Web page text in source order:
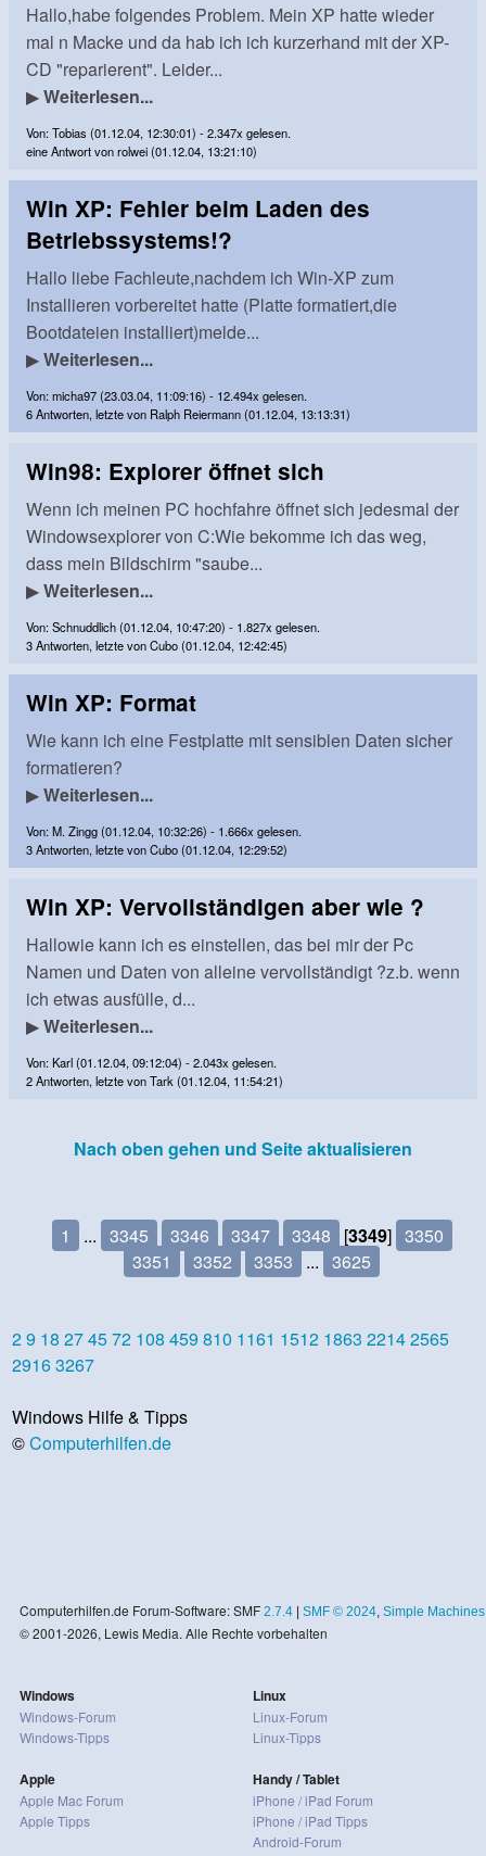
Hallo,habe folgendes Problem. Mein XP hatte wieder
mal n Macke und da hab ich ich kurzerhand mit der XP-
CD "reparierent". Leider...
▶Weiterlesen...
Von: Tobias (01.12.04, 12:30:01) - 2.347x gelesen.
eine Antwort von rolwei (01.12.04, 13:21:10)
Win XP: Fehler beim Laden des
Betriebssystems!?
Hallo liebe Fachleute,nachdem ich Win-XP zum
Installieren vorbereitet hatte (Platte formatiert,die
Bootdateien installiert)melde...
▶Weiterlesen...
Von: micha97 (23.03.04, 11:09:16) - 12.494x gelesen.
6 Antworten, letzte von Ralph Reiermann (01.12.04, 13:13:31)
Win98: Explorer öffnet sich
Wenn ich meinen PC hochfahre öffnet sich jedesmal der
Windowsexplorer von C:Wie bekomme ich das weg,
dass mein Bildschirm "saube...
▶Weiterlesen...
Von: Schnuddlich (01.12.04, 10:47:20) - 1.827x gelesen.
3 Antworten, letzte von Cubo (01.12.04, 12:42:45)
Win XP: Format
Wie kann ich eine Festplatte mit sensiblen Daten sicher
formatieren?
▶Weiterlesen...
Von: M. Zingg (01.12.04, 10:32:26) - 1.666x gelesen.
3 Antworten, letzte von Cubo (01.12.04, 12:29:52)
Win XP: Vervollständigen aber wie ?
Hallowie kann ich es einstellen, das bei mir der Pc
Namen und Daten von alleine vervollständigt ?z.b. wenn
ich etwas ausfülle, d...
▶Weiterlesen...
Von: Karl (01.12.04, 09:12:04) - 2.043x gelesen.
2 Antworten, letzte von Tark (01.12.04, 11:54:21)
Nach oben gehen und Seite aktualisieren
1 ... 3345 3346 3347 3348 [3349] 3350
3351
3352 3353 ... 3625
29 18 274572 108 459 810 1161 1512 1863 22142565
29163267
Windows Hilfe & Tipps
©Computerhilfen.de
Computerhilfen.de Forum-Software: SMF 2.7.4| SMF © 2024, Simple Machines
© 2001-2026, Lewis Media. Alle Rechte vorbehalten
Windows
Windows-Forum
Windows-Tipps
Apple
Apple Mac Forum
Apple Tipps
Linux
Linux-Forum
Linux-Tipps
Handy / Tablet
iPhone / iPad Forum
iPhone / iPad Tipps
Android-Forum